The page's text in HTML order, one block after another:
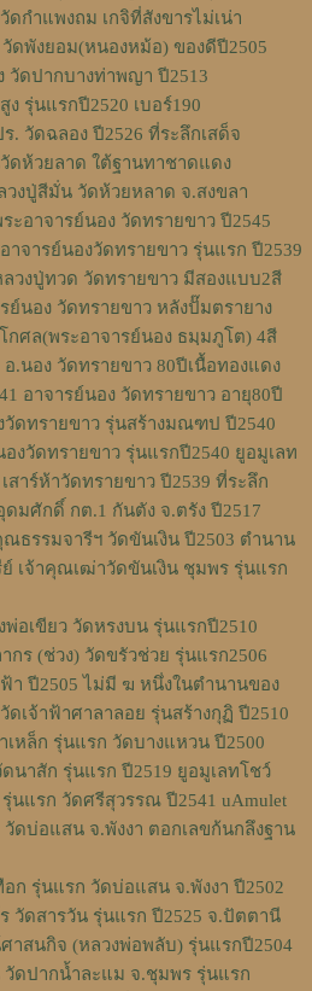
กำแพงถม เกจิที่สังขารไม่เน่า
ดพังยอม(หนองหม้อ) ของดีปี2505
วัดปากบางท่าพญา ปี2513
รุ่นแรกปี2520 เบอร์190
วัดฉลอง ปี2526 ที่ระลึกเสด็จ
ดห้วยลาด ใต้ฐานทาชาดแดง
วงปู่สีมั่น วัดห้วยหลาด จ.สงขลา
ะอาจารย์นอง วัดทรายขาว ปี2545
จารย์นองวัดทรายขาว รุ่นแรก ปี2539
วงปู่ทวด วัดทรายขาว มีสองแบบ2สี
ย์นอง วัดทรายขาว หลังปั๊มตรายาง
ศล(พระอาจารย์นอง ธมฺมภูโต) 4สี
.นอง วัดทรายขาว 80ปีเนื้อทองแดง
อาจารย์นอง วัดทรายขาว อายุ80ปี
ดทรายขาว รุ่นสร้างมณฑป ปี2540
งวัดทรายขาว รุ่นแรกปี2540 ยูอมูเลท
าร์ห้าวัดทรายขาว ปี2539 ที่ระลึก
มศักดิ์ กต.1 กันตัง จ.ตรัง ปี2517
ธรรมจารีฯ วัดขันเงิน ปี2503 ตำนาน
เจ้าคุณเฒ่าวัดขันเงิน ชุมพร รุ่นแรก
อเขียว วัดหรงบน รุ่นแรกปี2510
ร (ช่วง) วัดขรัวช่วย รุ่นแรก2506
า ปี2505 ไม่มี ฆ หนึ่งในตำนานของ
เจ้าฟ้าศาลาลอย รุ่นสร้างกุฏิ ปี2510
เหล็ก รุ่นแรก วัดบางแหวน ปี2500
นาสัก รุ่นแรก ปี2519 ยูอมูเลทโชว์
นแรก วัดศรีสุวรรณ ปี2541 uAmulet
ดบ่อแสน จ.พังงา ตอกเลขก้นกลึงฐาน
ก รุ่นแรก วัดบ่อแสน จ.พังงา ปี2502
วัดสารวัน รุ่นแรก ปี2525 จ.ปัตตานี
าสนกิจ (หลวงพ่อพลับ) รุ่นแรกปี2504
ดปากน้ำละแม จ.ชุมพร รุ่นแรก